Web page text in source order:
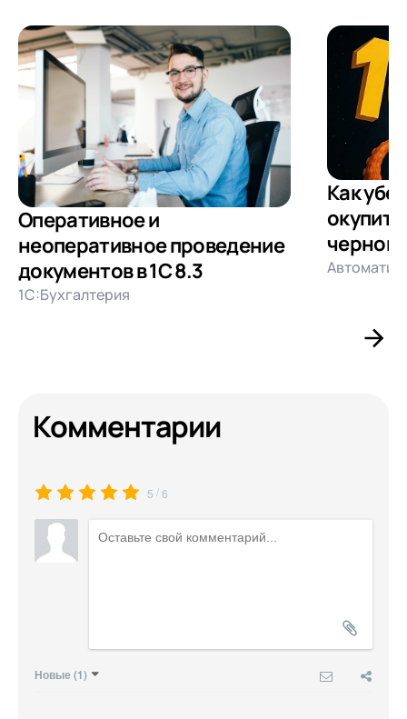
Оперативное и
неоперативное проведение
документов в 1С 8.3
1С:Бухгалтерия
Как
черной
Комментарии
5 /6
Новые (1)